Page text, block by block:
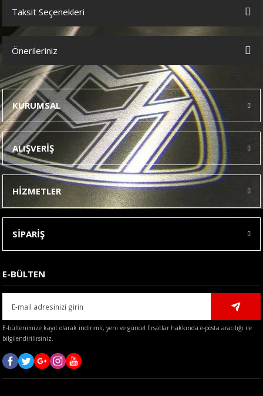
Bu ürüne ilk yorumu siz yapın!
Taksit Seçenekleri
Önerileriniz
Bu ürünün fiyat bilgisi, resim, ürün açıklamalarında ve diğer
konularda yetersiz gördüğünüz noktaları öneri formunu kullanarak
tarafımıza iletebilirsiniz.
Görüş ve önerileriniz için teşekkür ederiz.
Ürün resmi kalitesiz, bozuk veya görüntülenemiyor.
Ürün açıklamasında eksik bilgiler bulunuyor.
Ürün bilgilerinde hatalar bulunuyor.
Ürün fiyatı diğer sitelerden daha pahalı.
Bu ürüne benzer farklı alternatifler olmalı.
Gönder
KURUMSAL
ALIŞVERİŞ
HİZMETLER
SİPARİŞ
E-BÜLTEN
E-bültenimize kayıt olarak indirimli, yeni ve güncel fırsatlar hakkında e-posta aracılığı ile
bilgilendirilirsiniz.